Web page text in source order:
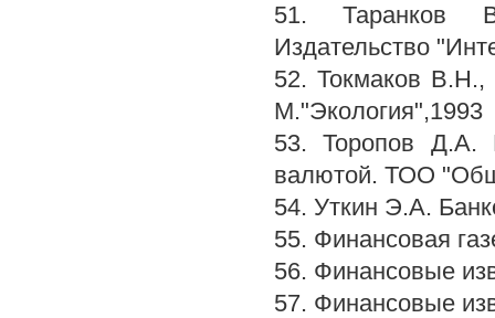
51. Таранков
Издательство
52. Токмаков
М."Экология",1993
53. Торопов Д.А.
валютой. ТОО
54. Уткин Э.А.
55. Финансовая
56. Финансовые
57. Финансовые